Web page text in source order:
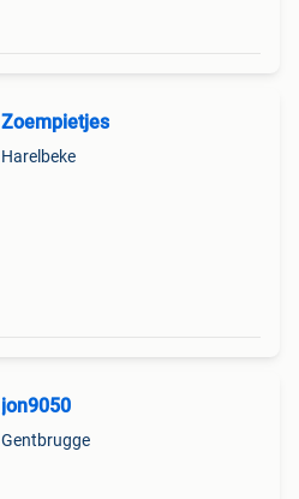
Zoempietjes
Harelbeke
jon9050
Gentbrugge